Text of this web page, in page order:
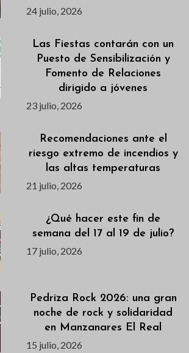
24 julio, 2026
Las Fiestas contarán con un
Puesto de Sensibilización y
Fomento de Relaciones
dirigido a jóvenes
23 julio, 2026
Recomendaciones ante el
riesgo extremo de incendios y
las altas temperaturas
21 julio, 2026
¿Qué hacer este fin de
semana del 17 al 19 de julio?
17 julio, 2026
Pedriza Rock 2026: una gran
noche de rock y solidaridad
en Manzanares El Real
15 julio, 2026